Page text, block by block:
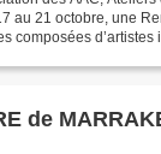
au 21 octobre, une
composées
de